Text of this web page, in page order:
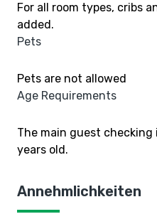
For all room types, cribs
added.
Pets
Pets are not allowed
Age Requirements
The main guest checking
years old.
Annehmlichkeiten